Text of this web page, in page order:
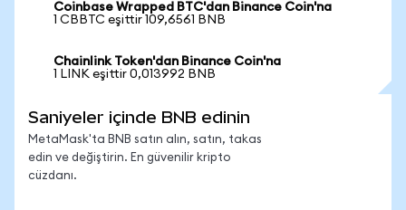
Coinbase Wrapped BTC'dan Binance Coin'na
1 CBBTC eşittir 109,6561 BNB
Chainlink Token'dan Binance Coin'na
1 LINK eşittir 0,013992 BNB
Saniyeler içinde BNB edinin
MetaMask'ta BNB satın alın, satın, takas
edin ve değiştirin. En güvenilir kripto
cüzdanı.